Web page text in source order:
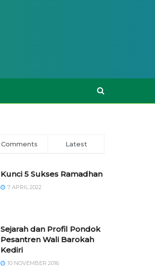
Comments Latest
Kunci 5 Sukses Ramadhan
7 APRIL 2022
Sejarah dan Profil Pondok
Pesantren Wali Barokah
Kediri
10 NOVEMBER 2016